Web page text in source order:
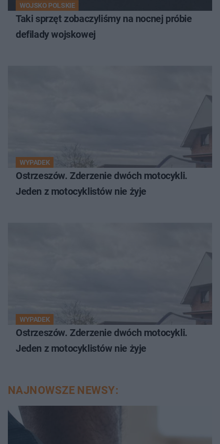
WOJSKO POLSKIE
Taki sprzęt zobaczyliśmy na nocnej próbie
defilady wojskowej
WYPADEK
Ostrzeszów. Zderzenie dwóch motocykli.
Jeden z motocyklistów nie żyje
WYPADEK
Ostrzeszów. Zderzenie dwóch motocykli.
Jeden z motocyklistów nie żyje
NAJNOWSZE NEWSY: